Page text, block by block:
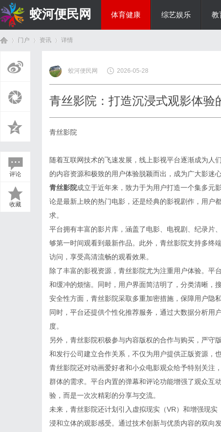
蛟河便民网 体育健康 综艺娱乐 教
门户 资讯
›
详情
评论
收藏
蛟河便民网 2026-05-28
青丝影院：打造沉浸式观影体验
青丝影院
随着互联网技术的飞速发展，线上影视平台逐渐成为人
的内容资源和极致的用户体验脱颖而出，成为广大影迷
青丝影院成立于近年来，致力于为用户打造一个集多元
论是最新上映的热门电影，还是经典的影视剧作，用户
求。
平台拥有丰富的影片库，涵盖了电影、电视剧、纪录片
够第一时间观看到最新作品。此外，青丝影院支持多终
访问，享受高清流畅的观看效果。
除了丰富的影视资源，青丝影院尤为注重用户体验。平
和缓冲的烦恼。同时，用户界面简洁明了，分类清晰，
安全性方面，青丝影院采取多重加密措施，保障用户隐
同时，平台还提供个性化推荐服务，通过大数据分析用
度。
另外，青丝影院积极参与内容版权的合作与购买，严守
和发行公司建立合作关系，不仅为用户提供正版资源，
青丝影院还对动画爱好者和小众电影观众给予特别关注
群体的需求。平台内置的弹幕和评论功能增强了观众互
验，而是一次次精彩的分享与交流。
未来，青丝影院还计划引入虚拟现实（VR）和增强现
浸和立体的观影感受。通过技术创新与优质内容的双向